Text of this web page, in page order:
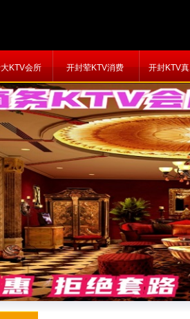
KTV会所 开封荤KTV消费 开封KTV